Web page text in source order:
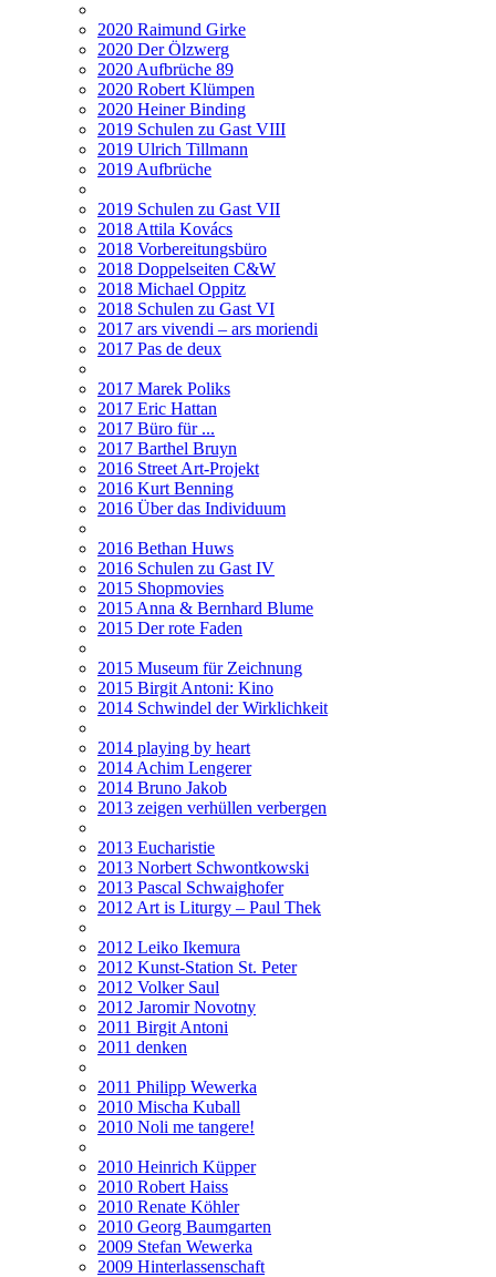
2020 Raimund Girke
2020 Der Ölzwerg
2020 Aufbrüche 89
2020 Robert Klümpen
2020 Heiner Binding
2019 Schulen zu Gast VIII
2019 Ulrich Tillmann
2019 Aufbrüche
2019 Schulen zu Gast VII
2018 Attila Kovács
2018 Vorbereitungsbüro
2018 Doppelseiten C&W
2018 Michael Oppitz
2018 Schulen zu Gast VI
2017 ars vivendi – ars moriendi
2017 Pas de deux
2017 Marek Poliks
2017 Eric Hattan
2017 Büro für ...
2017 Barthel Bruyn
2016 Street Art-Projekt
2016 Kurt Benning
2016 Über das Individuum
2016 Bethan Huws
2016 Schulen zu Gast IV
2015 Shopmovies
2015 Anna & Bernhard Blume
2015 Der rote Faden
2015 Museum für Zeichnung
2015 Birgit Antoni: Kino
2014 Schwindel der Wirklichkeit
2014 playing by heart
2014 Achim Lengerer
2014 Bruno Jakob
2013 zeigen verhüllen verbergen
2013 Eucharistie
2013 Norbert Schwontkowski
2013 Pascal Schwaighofer
2012 Art is Liturgy – Paul Thek
2012 Leiko Ikemura
2012 Kunst-Station St. Peter
2012 Volker Saul
2012 Jaromir Novotny
2011 Birgit Antoni
2011 denken
2011 Philipp Wewerka
2010 Mischa Kuball
2010 Noli me tangere!
2010 Heinrich Küpper
2010 Robert Haiss
2010 Renate Köhler
2010 Georg Baumgarten
2009 Stefan Wewerka
2009 Hinterlassenschaft